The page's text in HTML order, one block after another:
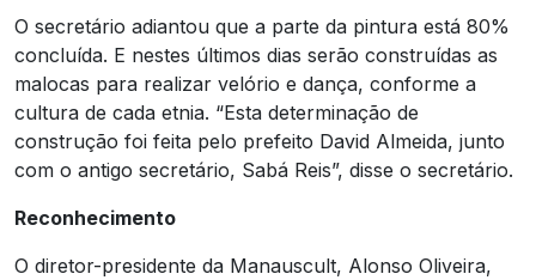
O secretário adiantou que a parte da pintura está 80%
concluída. E nestes últimos dias serão construídas as
malocas para realizar velório e dança, conforme a
cultura de cada etnia. “Esta determinação de
construção foi feita pelo prefeito David Almeida, junto
com o antigo secretário, Sabá Reis”, disse o secretário.
Reconhecimento
O diretor-presidente da Manauscult, Alonso Oliveira,